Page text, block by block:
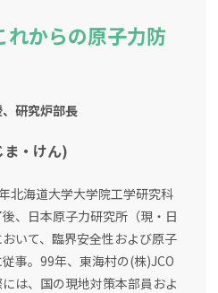
れからの原子力防
研究炉部長
ま・けん)
北海道大学大学院工学研究科
、日本原子力研究所（現・日
いて、臨界安全性および原子
事。99年、東海村の(株)JCO
は、国の現地対策本部員およ